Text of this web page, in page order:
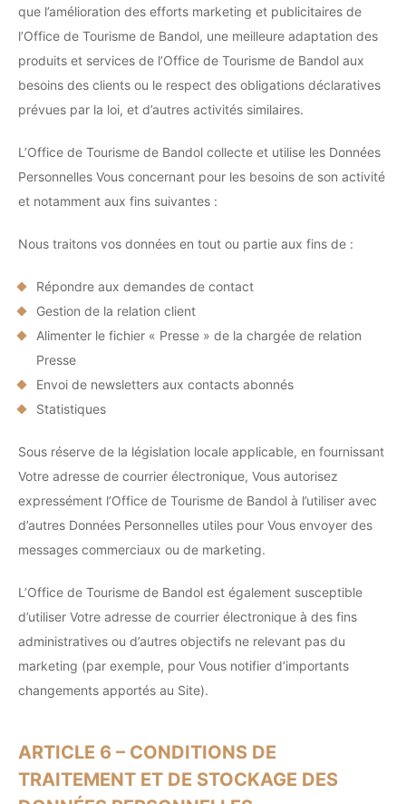
que l’amélioration des efforts marketing et publicitaires de
l’Office de Tourisme de Bandol, une meilleure adaptation des
produits et services de l’Office de Tourisme de Bandol aux
besoins des clients ou le respect des obligations déclaratives
prévues par la loi, et d’autres activités similaires.
L’Office de Tourisme de Bandol collecte et utilise les Données
Personnelles Vous concernant pour les besoins de son activité
et notamment aux fins suivantes :
Nous traitons vos données en tout ou partie aux fins de :
Répondre aux demandes de contact
Gestion de la relation client
Alimenter le fichier « Presse » de la chargée de relation
Presse
Envoi de newsletters aux contacts abonnés
Statistiques
Sous réserve de la législation locale applicable, en fournissant
Votre adresse de courrier électronique, Vous autorisez
expressément l’Office de Tourisme de Bandol à l’utiliser avec
d’autres Données Personnelles utiles pour Vous envoyer des
messages commerciaux ou de marketing.
L’Office de Tourisme de Bandol est également susceptible
d’utiliser Votre adresse de courrier électronique à des fins
administratives ou d’autres objectifs ne relevant pas du
marketing (par exemple, pour Vous notifier d’importants
changements apportés au Site).
ARTICLE 6 – CONDITIONS DE
TRAITEMENT ET DE STOCKAGE DES